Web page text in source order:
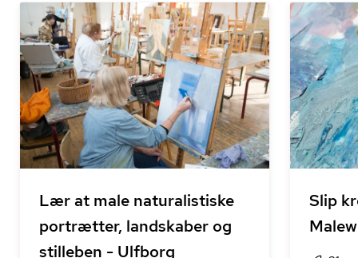
Lær at male naturalistiske
portrætter, landskaber og
stilleben - Ulfborg
Slip